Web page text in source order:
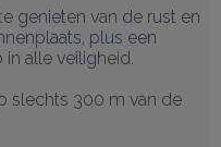
genieten van de rust en
plus een
alle veiligheid.
slechts 300 m van de